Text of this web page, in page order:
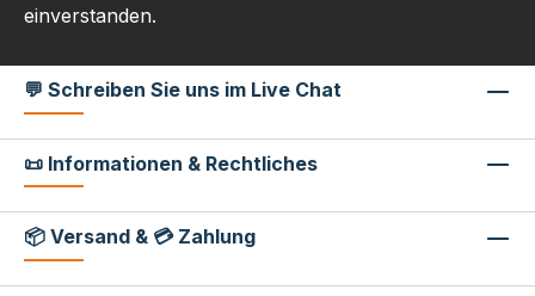
einverstanden.
💬 Schreiben Sie uns im Live Chat
📜 Informationen & Rechtliches
📦 Versand & 💳 Zahlung